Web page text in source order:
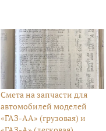
Смета на запчасти для
автомобилей моделей
«ГАЗ-АА» (грузовая) и